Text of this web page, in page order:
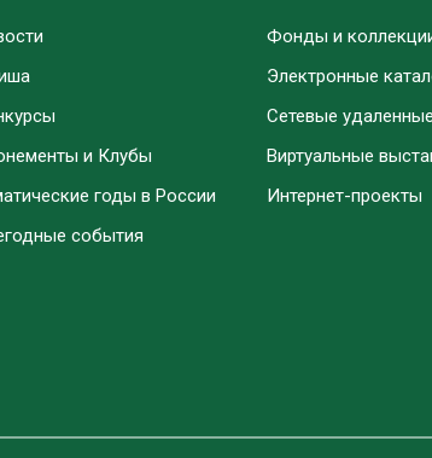
и Клубы
годы в России
события
Фонды и
Электронные
Сетевые
Виртуальные
Интернет-проекты